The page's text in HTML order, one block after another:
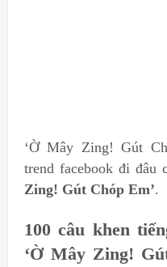
‘Ờ Mây Zing! Gút
trend facebook đi đâu
Zing! Gút Chóp Em’.
100 câu khen
‘Ờ Mây Zing!